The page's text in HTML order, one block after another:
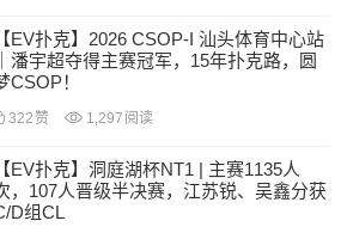
【EV扑克】2026 CSOP-I 汕头体育中心站
｜潘宇超夺得主赛冠军，15年扑克路，圆
CSOP！
322 赞 1,297 阅读
【EV扑克】洞庭湖杯NT1 | 主赛1135人
，107人晋级半决赛，江苏锐、吴鑫分获
D组CL